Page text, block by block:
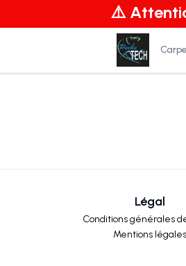
⚠️
Carpe
Légal
Conditions générales
Mentions légales